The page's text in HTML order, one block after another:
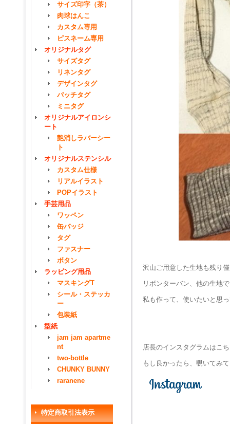
サイズ印字（茶）
肉球はんこ
カスタム専用
ピスネーム専用
オリジナルタグ
サイズタグ
リネンタグ
デザインタグ
パッチタグ
ミニタグ
オリジナルアイロンシ
ート
艶消しラバーシー
ト
オリジナルステンシル
カスタム仕様
リアルイラスト
POPイラスト
手芸用品
ワッペン
缶バッジ
タグ
ファスナー
ボタン
ラッピング用品
マスキングT
シール・ステッカ
ー
包装紙
型紙
jam jam apartme
nt
two-bottle
CHUNKY BUNNY
raranene
特定商取引法表示
沢山ご用意した生地も残り
リボンターバン、他の生地
私も作って、使いたいと思
店長のインスタグラムはこ
もし良かったら、覗いてみ